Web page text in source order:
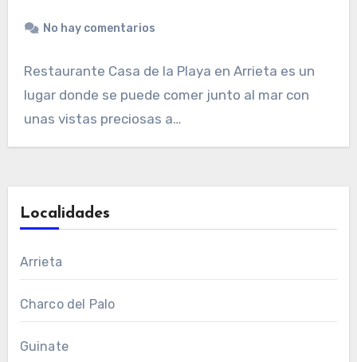
No hay comentarios
Restaurante Casa de la Playa en Arrieta es un
lugar donde se puede comer junto al mar con
unas vistas preciosas a…
Localidades
Arrieta
Charco del Palo
Guinate